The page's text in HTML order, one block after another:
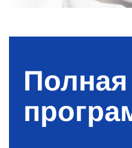
Полная